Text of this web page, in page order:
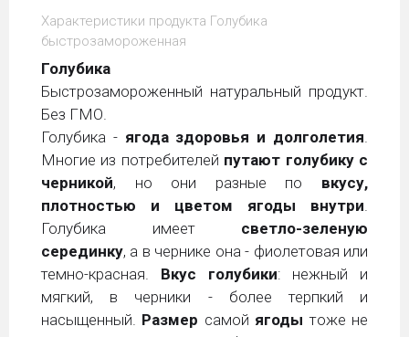
Характеристики продукта Голубика
быстрозамороженная
Голубика
Быстрозамороженный натуральный продукт.
Без ГМО.
Голубика - ягода здоровья и долголетия.
Многие из потребителей путают голубику с
черникой, но они разные по вкусу,
плотностью и цветом ягоды внутри.
Голубика имеет светло-зеленую
серединку, а в чернике она - фиолетовая или
темно-красная. Вкус голубики: нежный и
мягкий, в черники - более терпкий и
насыщенный. Размер самой ягоды тоже не